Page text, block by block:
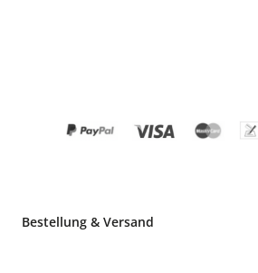
Bestellung & Versand